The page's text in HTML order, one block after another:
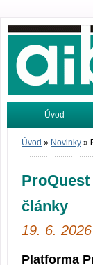
Úvod
Vyhľadávanie
Úvod » Novinky »
články
19. 6.
Platforma